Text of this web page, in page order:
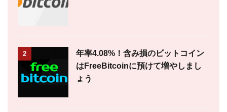
2
年率4.08%！含み損のビットコイン
はFreeBitcoinに預けて増やしまし
ょう